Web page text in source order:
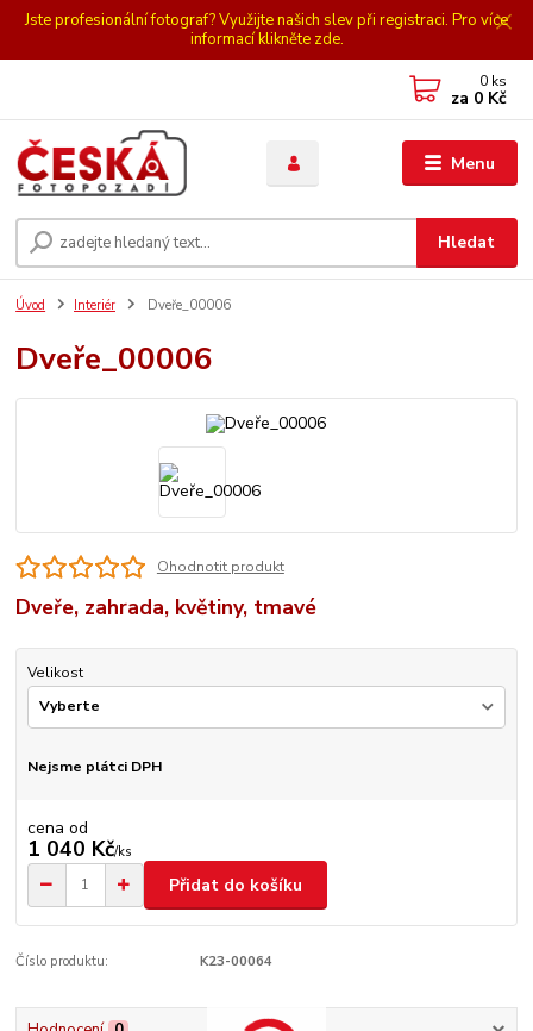
Jste profesionální fotograf? Využijte našich slev při registraci. Pro více
informací klikněte zde.
Menu
Hledat
0 ks
za 0 Kč
Úvod Interiér Dveře_00006
Dveře_00006
Ohodnotit produkt
Dveře, zahrada, květiny, tmavé
Velikost
Nejsme plátci DPH
cena od
1 040 Kč/ks
Přidat do košíku
Číslo produktu: K23-00064